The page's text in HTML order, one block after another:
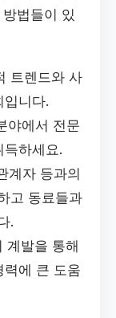
법들이 있
트렌드와 사
입니다.
야에서 전문
하세요.
계자 등과의
고 동료들과
.
계발을 통해
력에 큰 도움